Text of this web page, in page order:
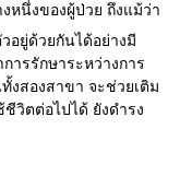
หนึ่งของผู้ป่วย ถึงแม้ว่า
อยู่ด้วยกันได้อย่างมี
ารรักษาระหว่างการ
สองสาขา จะช่วยเติม
วิตต่อไปได้ ยังดำรง